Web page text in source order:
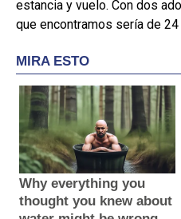
estancia y vuelo. Con dos
que encontramos sería de